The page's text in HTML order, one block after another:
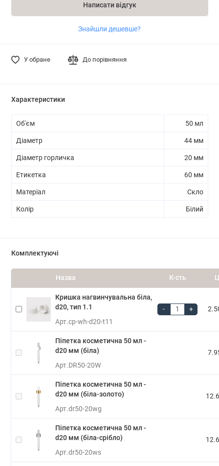
Написати відгук
Знайшли дешевше?
У обране До порівняння
Характеристики
Об'єм 50 мл
Діаметр 44 мм
Діаметр горличка 20 мм
Етикетка 60 мм
Матеріал Скло
Колір Білий
Комплектуючі
Назва К-сть
Кришка нагвинчувальна біла,
d20, тип 1.1
Арт.cp-wh-d20-t11
- +
Піпетка косметична 50 мл -
d20 мм (біла)
Арт.DR50-20W
Піпетка косметична 50 мл -
d20 мм (біла-золото)
Арт.dr50-20wg
Піпетка косметична 50 мл -
d20 мм (біла-срібло)
Арт.dr50-20ws